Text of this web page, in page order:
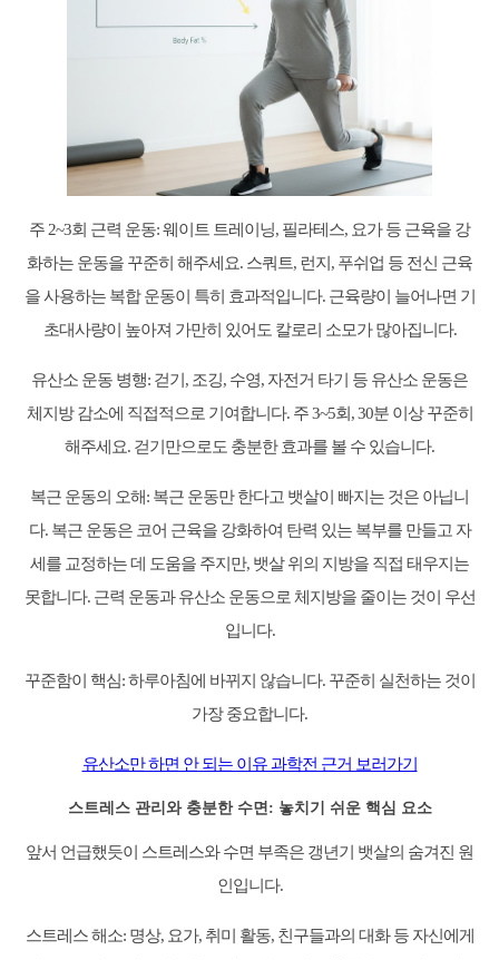
주 2~3회 근력 운동: 웨이트 트레이닝, 필라테스, 요가 등 근육을 강
화하는 운동을 꾸준히 해주세요. 스쿼트, 런지, 푸쉬업 등 전신 근육
을 사용하는 복합 운동이 특히 효과적입니다. 근육량이 늘어나면 기
초대사량이 높아져 가만히 있어도 칼로리 소모가 많아집니다.
유산소 운동 병행: 걷기, 조깅, 수영, 자전거 타기 등 유산소 운동은
체지방 감소에 직접적으로 기여합니다. 주 3~5회, 30분 이상 꾸준히
해주세요. 걷기만으로도 충분한 효과를 볼 수 있습니다.
복근 운동의 오해: 복근 운동만 한다고 뱃살이 빠지는 것은 아닙니
다. 복근 운동은 코어 근육을 강화하여 탄력 있는 복부를 만들고 자
세를 교정하는 데 도움을 주지만, 뱃살 위의 지방을 직접 태우지는
못합니다. 근력 운동과 유산소 운동으로 체지방을 줄이는 것이 우선
입니다.
꾸준함이 핵심: 하루아침에 바뀌지 않습니다. 꾸준히 실천하는 것이
가장 중요합니다.
유산소만 하면 안 되는 이유 과학전 근거 보러가기
스트레스 관리와 충분한 수면: 놓치기 쉬운 핵심 요소
앞서 언급했듯이 스트레스와 수면 부족은 갱년기 뱃살의 숨겨진 원
인입니다.
스트레스 해소: 명상, 요가, 취미 활동, 친구들과의 대화 등 자신에게